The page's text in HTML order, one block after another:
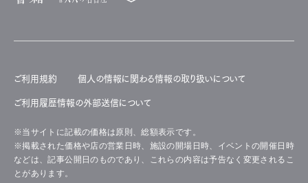
ご利用規約 個人の情報に関わる情報の取り扱いについて
ご利用履歴情報の外部送信について
※当サイトに記載の価格は原則、総額表示です。
※掲載された価格や店の営業日時、施設の開場日時、イベントの開催日時
などは、記事公開日のものであり、これらの内容は予告なく変更されるこ
とがあります。